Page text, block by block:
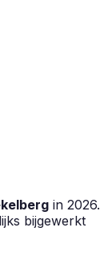
in 2026.
bijgewerkt